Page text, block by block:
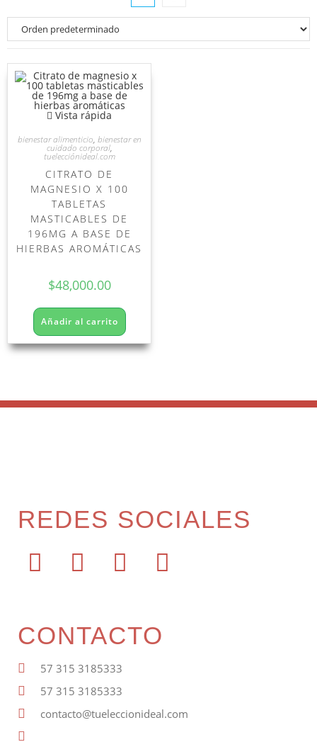
Vista rápida
bienestar alimenticio, bienestar en
cuidado corporal,
tuelecciónideal.com
CITRATO DE
MAGNESIO X 100
TABLETAS
MASTICABLES DE
196MG A BASE DE
HIERBAS AROMÁTICAS
$48,000.00
Añadir al carrito
REDES SOCIALES
CONTACTO
57 315 3185333
57 315 3185333
contacto@tueleccionideal.com